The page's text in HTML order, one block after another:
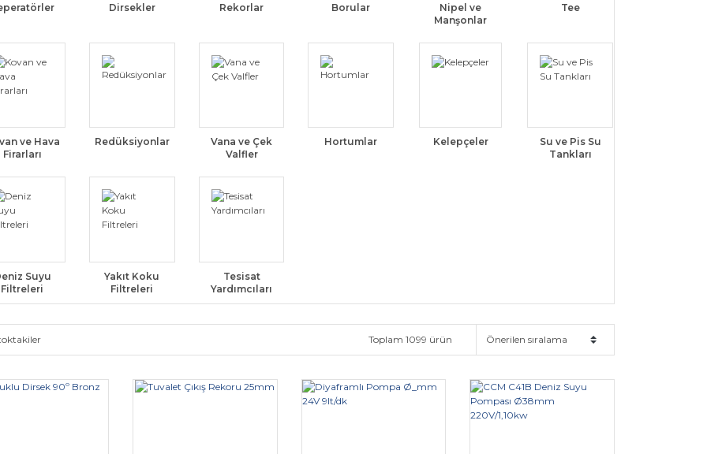
Dirsekler Rekorlar Borular
Nipel ve
Manşonlar
Tee
ve Hava
Firarları
Redüksiyonlar
Vana ve Çek
Valfler
Hortumlar Kelepçeler
Su ve Pis Su
Tankları
Suyu
Filtreleri
Yakıt Koku
Filtreleri
Tesisat
Yardımcıları
Toplam 1099 ürün